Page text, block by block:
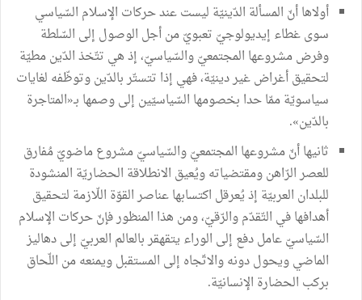
أولاها أنّ المسألة الدّينيّة ليست عند حركات الإسلام السّياسي
سوى غطاء إيديولوجيّ تعبويّ من أجل الوصول إلى السّلطة
وفرض مشروعها المجتمعيّ والسّياسيّ، إذ هي تتّخذ الدّين مطيّة
لتحقيق أغراض غير دينيّة، فهي إذا تتستّر بالدّين وتوظّفه لغايات
سياسويّة ممّا حدا بخصومها السّياسيّين إلى وصمها بـ«المتاجرة
بالدّين».
ثانيها أنّ مشروعها المجتمعيّ والسّياسيّ مشروع ماضويّ مُفارق
للعصر الرّاهن ومقتضياته ويُعيق الانطلاقة الحضاريّة المنشودة
للبلدان العربيّة إذ يُعرقل اكتسابها عناصر القوّة اللّازمة لتحقيق
أهدافها في التّقدّم والرّقيّ، ومن هذا المنظور فإنّ حركات الإسلام
السّياسيّ عامل دفع إلى الوراء يتقهقر بالعالم العربيّ إلى دهاليز
الماضي ويحول دونه والاتّجاه إلى المستقبل ويمنعه من اللّحاق
بركب الحضارة الإنسانيّة.